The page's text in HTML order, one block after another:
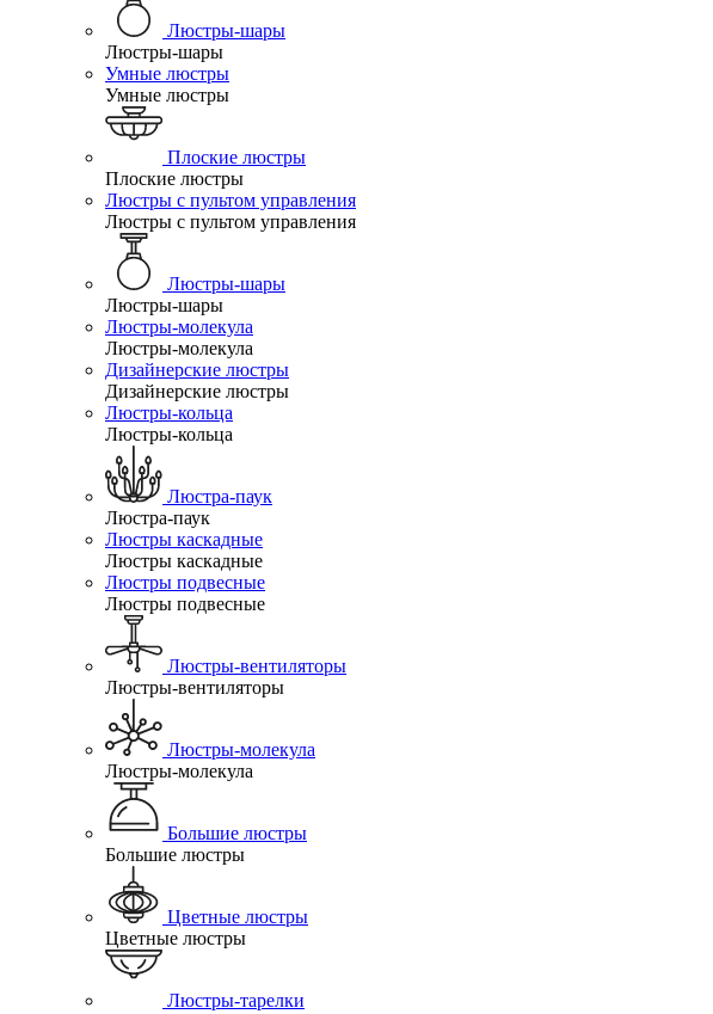
Люстры-шары
Люстры-шары
Умные люстры
Умные люстры
Плоские люстры
Плоские люстры
Люстры с пультом управления
Люстры с пультом управления
Люстры-шары
Люстры-шары
Люстры-молекула
Люстры-молекула
Дизайнерские люстры
Дизайнерские люстры
Люстры-кольца
Люстры-кольца
Люстра-паук
Люстра-паук
Люстры каскадные
Люстры каскадные
Люстры подвесные
Люстры подвесные
Люстры-вентиляторы
Люстры-вентиляторы
Люстры-молекула
Люстры-молекула
Большие люстры
Большие люстры
Цветные люстры
Цветные люстры
Люстры-тарелки